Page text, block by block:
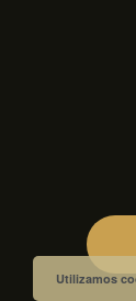
Utilizamos